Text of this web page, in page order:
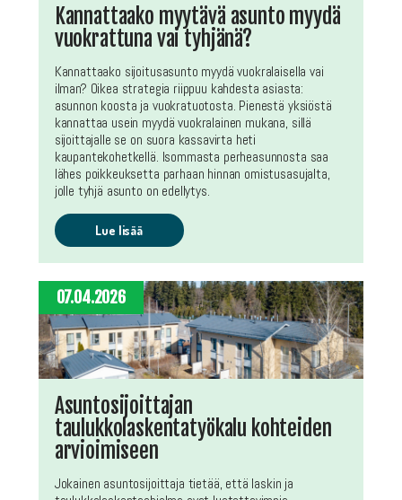
Kannattaako myytävä asunto myydä
vuokrattuna vai tyhjänä?
Kannattaako sijoitusasunto myydä vuokralaisella vai
ilman? Oikea strategia riippuu kahdesta asiasta:
asunnon koosta ja vuokratuotosta. Pienestä yksiöstä
kannattaa usein myydä vuokralainen mukana, sillä
sijoittajalle se on suora kassavirta heti
kaupantekohetkellä. Isommasta perheasunnosta saa
lähes poikkeuksetta parhaan hinnan omistusasujalta,
jolle tyhjä asunto on edellytys.
Lue lisää
07.04.2026
Asuntosijoittajan
taulukkolaskentatyökalu kohteiden
arvioimiseen
Jokainen asuntosijoittaja tietää, että laskin ja